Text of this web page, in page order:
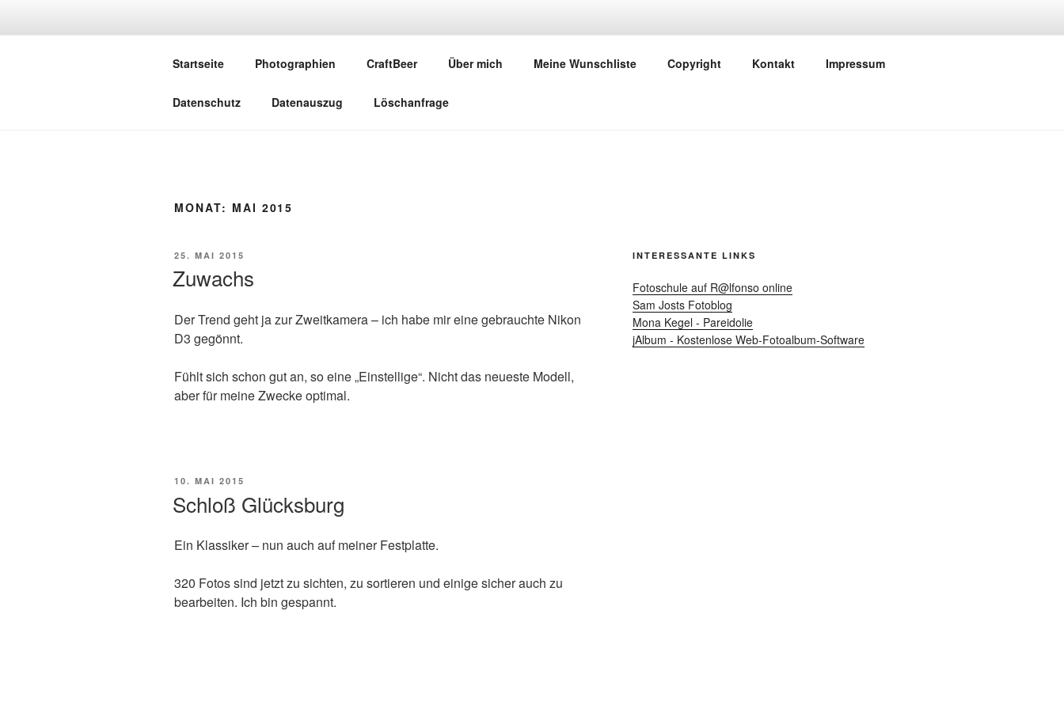
METZGER-FLENSBURG.DE – PHOTOGRAPHIE
Startseite Photographien CraftBeer Über mich Meine Wunschliste Copyright Kontakt Impressum
Datenschutz Datenauszug Löschanfrage
MONAT: MAI 2015
VERÖFFENTLICHT
25. MAI 2015
Zuwachs
Der Trend geht ja zur Zweitkamera – ich habe mir eine gebrauchte Nikon
D3 gegönnt.
Fühlt sich schon gut an, so eine „Einstellige“. Nicht das neueste Modell,
aber für meine Zwecke optimal.
VERÖFFENTLICHT
10. MAI 2015
Schloß Glücksburg
Ein Klassiker – nun auch auf meiner Festplatte.
320 Fotos sind jetzt zu sichten, zu sortieren und einige sicher auch zu
bearbeiten. Ich bin gespannt.
INTERESSANTE LINKS
Fotoschule auf R@lfonso online
Sam Josts Fotoblog
Mona Kegel - Pareidolie
jAlbum - Kostenlose Web-Fotoalbum-Software